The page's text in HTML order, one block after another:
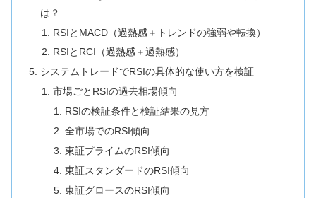
は？
RSIとMACD（過熱感＋トレンドの強弱や転換）
RSIとRCI（過熱感＋過熱感）
システムトレードでRSIの具体的な使い方を検証
市場ごとRSIの過去相場傾向
RSIの検証条件と検証結果の見方
全市場でのRSI傾向
東証プライムのRSI傾向
東証スタンダードのRSI傾向
東証グロースのRSI傾向